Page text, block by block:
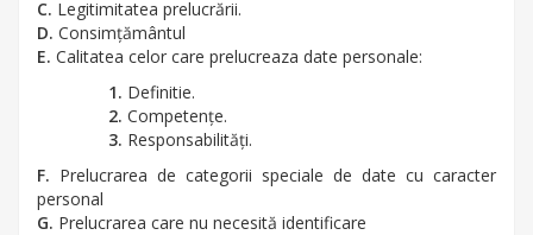
C. Legitimitatea prelucrării.
D. Consimţământul
E. Calitatea celor care prelucreaza date personale:
1. Definitie.
2. Competenţe.
3. Responsabilităţi.
F. Prelucrarea de categorii speciale de date cu caracter
personal
G. Prelucrarea care nu necesită identificare